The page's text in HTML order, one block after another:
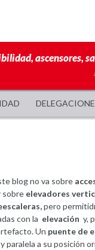
ascensores,
blog no va sobre
sobre elevadores
pero
con la elevación y,
Un puente de
paralela a su posición